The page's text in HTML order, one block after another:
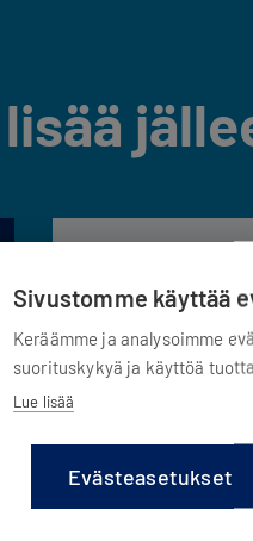
lisää
Sivustomme käyttää
Keräämme ja analysoimme
suorituskykyä ja käyttöä
Lue lisää
Evästeasetukset